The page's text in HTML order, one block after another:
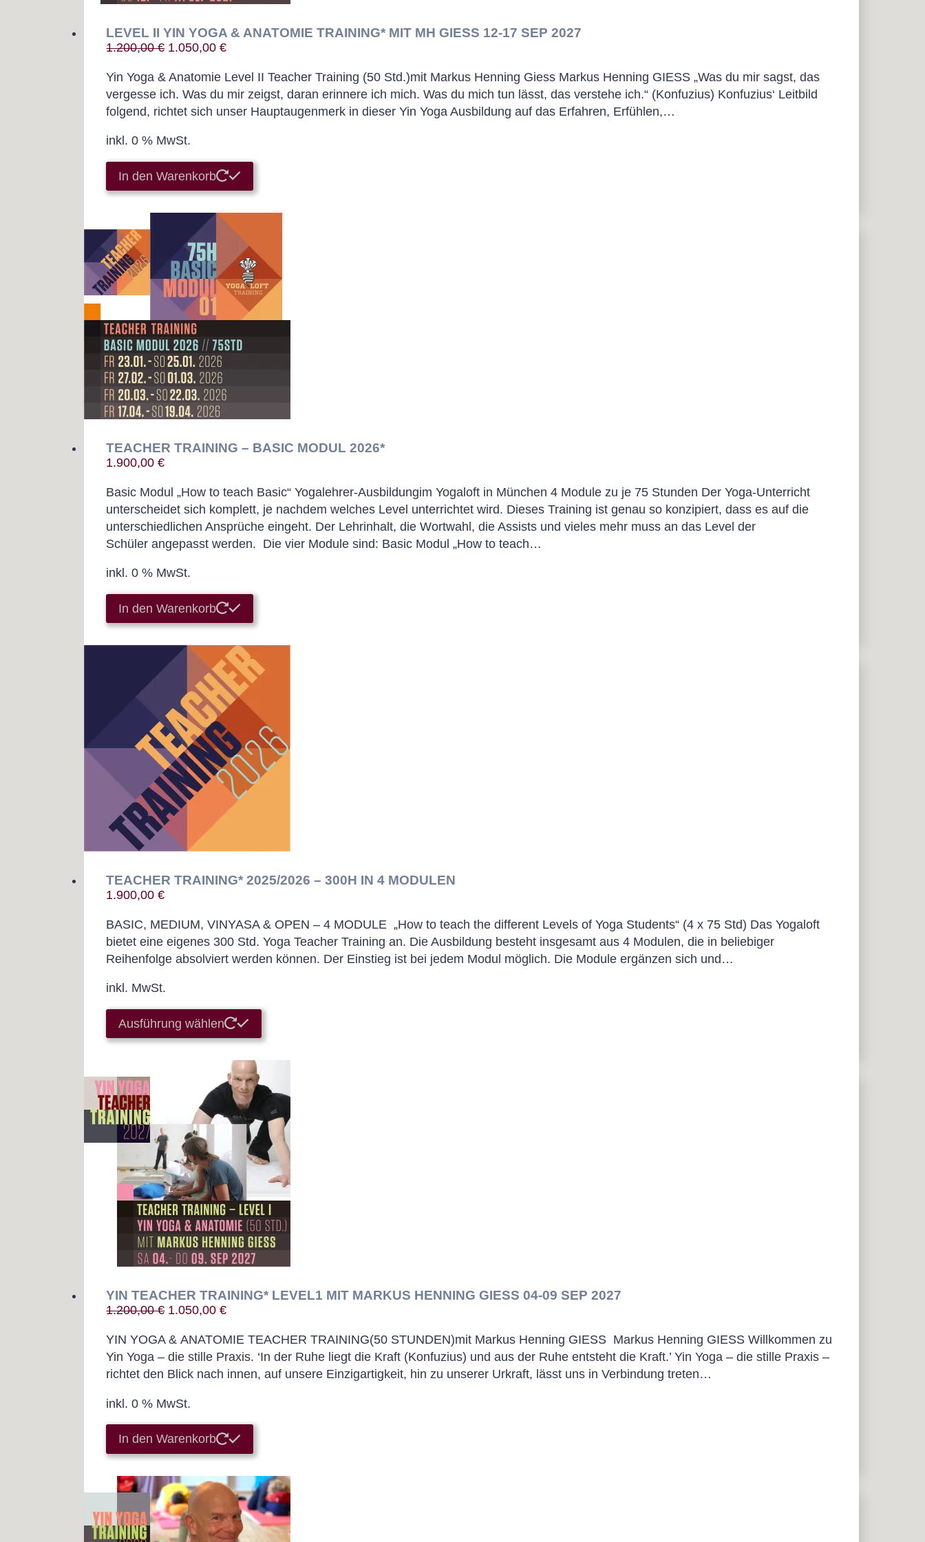
LEVEL II YIN YOGA & ANATOMIE TRAINING* MIT MH GIESS 12-17 SEP 2027
1.200,00€ Ursprünglicher
war:
1.200,00 €
1.050,00€Aktueller
ist:
1.050,00 €.
Yin Yoga & Anatomie Level II Teacher Training (50 Std.)mit Markus Henning Giess Markus Henning GIESS „Was du mir sagst, das
vergesse ich. Was du mir zeigst, daran erinnere ich mich. Was du mich tun lässt, das verstehe ich.“ (Konfuzius) Konfuzius‘ Leitbild
folgend, richtet sich unser Hauptaugenmerk in dieser Yin Yoga Ausbildung auf das Erfahren, Erfühlen,…
inkl. 0 % MwSt.
In den Warenkorb
TEACHER TRAINING – BASIC MODUL 2026*
1.900,00€
Basic Modul „How to teach Basic“ Yogalehrer-Ausbildungim Yogaloft in München 4 Module zu je 75 Stunden Der Yoga-Unterricht
unterscheidet sich komplett, je nachdem welches Level unterrichtet wird. Dieses Training ist genau so konzipiert, dass es auf die
unterschiedlichen Ansprüche eingeht. Der Lehrinhalt, die Wortwahl, die Assists und vieles mehr muss an das Level der
Schüler angepasst werden. Die vier Module sind: Basic Modul „How to teach…
inkl. 0 % MwSt.
In den Warenkorb
TEACHER TRAINING* 2025/2026 – 300H IN 4 MODULEN
1.900,00€
BASIC, MEDIUM, VINYASA & OPEN – 4 MODULE „How to teach the different Levels of Yoga Students“ (4 x 75 Std) Das Yogaloft
bietet eine eigenes 300 Std. Yoga Teacher Training an. Die Ausbildung besteht insgesamt aus 4 Modulen, die in beliebiger
Reihenfolge absolviert werden können. Der Einstieg ist bei jedem Modul möglich. Die Module ergänzen sich und…
inkl. MwSt.
Ausführung wählen
Produkt
Varianten
Die
Optionen
können
auf
Produktseite
gewählt
werden
YIN TEACHER TRAINING* LEVEL1 MIT MARKUS HENNING GIESS 04-09 SEP 2027
1.200,00€ Ursprünglicher
war:
1.200,00 €
1.050,00€Aktueller
ist:
1.050,00 €.
YIN YOGA & ANATOMIE TEACHER TRAINING(50 STUNDEN)mit Markus Henning GIESS Markus Henning GIESS Willkommen zu
Yin Yoga – die stille Praxis. ‘In der Ruhe liegt die Kraft (Konfuzius) und aus der Ruhe entsteht die Kraft.’ Yin Yoga – die stille Praxis –
richtet den Blick nach innen, auf unsere Einzigartigkeit, hin zu unserer Urkraft, lässt uns in Verbindung treten…
inkl. 0 % MwSt.
In den Warenkorb